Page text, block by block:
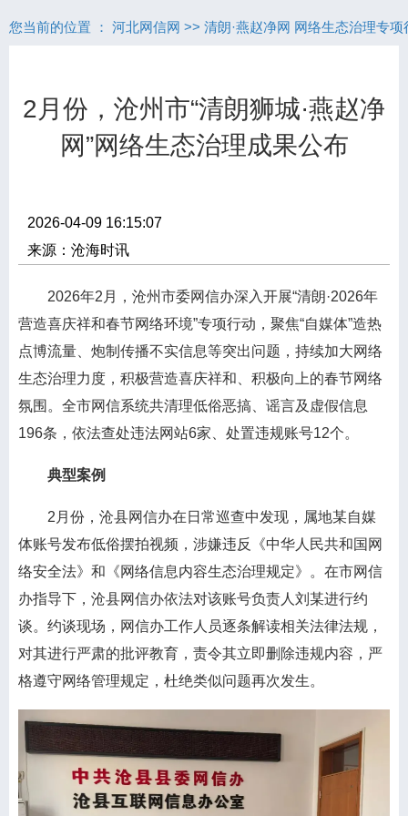
您当前的位置 ： 河北网信网 >> 清朗·燕赵净网 网络生态治理专项
2月份，沧州市“清朗狮城·燕赵净
网”网络生态治理成果公布
2026-04-09 16:15:07
来源：沧海时讯
2026年2月，沧州市委网信办深入开展“清朗·2026年
营造喜庆祥和春节网络环境”专项行动，聚焦“自媒体”造热
点博流量、炮制传播不实信息等突出问题，持续加大网络
生态治理力度，积极营造喜庆祥和、积极向上的春节网络
氛围。全市网信系统共清理低俗恶搞、谣言及虚假信息
196条，依法查处违法网站6家、处置违规账号12个。
典型案例
2月份，沧县网信办在日常巡查中发现，属地某自媒
体账号发布低俗摆拍视频，涉嫌违反《中华人民共和国网
络安全法》和《网络信息内容生态治理规定》。在市网信
办指导下，沧县网信办依法对该账号负责人刘某进行约
谈。约谈现场，网信办工作人员逐条解读相关法律法规，
对其进行严肃的批评教育，责令其立即删除违规内容，严
格遵守网络管理规定，杜绝类似问题再次发生。